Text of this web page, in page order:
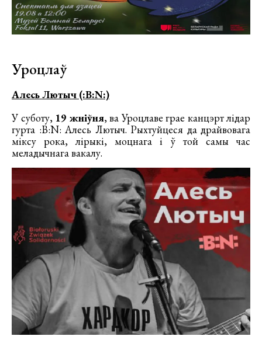
Уроцлаў
Алесь Лютыч (:B:N:)
У суботу, 19 жніўня, ва Уроцлаве грае канцэрт лідар
гурта :B:N: Алесь Лютыч. Рыхтуйцеся да драйвовага
міксу рока, лірыкі, моцнага і ў той самы час
меладычнага вакалу.